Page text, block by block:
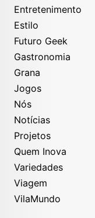
Entretenimento
Estilo
Futuro Geek
Gastronomia
Grana
Jogos
Nós
Notícias
Projetos
Quem Inova
Variedades
Viagem
VilaMundo